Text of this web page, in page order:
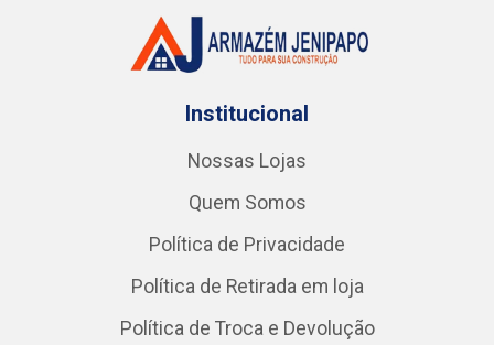
Institucional
Nossas Lojas
Quem Somos
Política de Privacidade
Política de Retirada em loja
Política de Troca e Devolução